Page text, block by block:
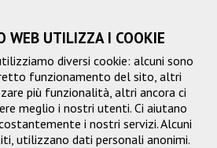
WEB UTILIZZA I COOKIE
diversi cookie: alcuni sono
funzionamento del sito, altri
più funzionalità, altri ancora ci
meglio i nostri utenti. Ci aiutano
i nostri servizi. Alcuni
utilizzano dati personali anonimi.